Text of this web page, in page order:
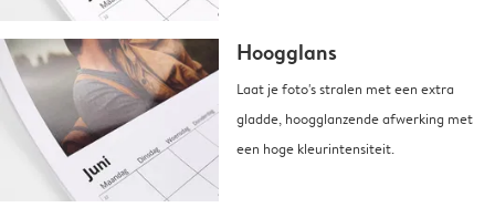
Hoogglans
Laat je foto's stralen met een extra
gladde, hoogglanzende afwerking met
een hoge kleurintensiteit.